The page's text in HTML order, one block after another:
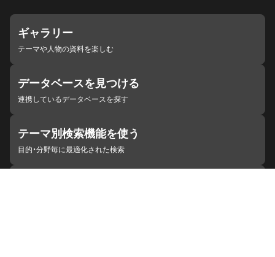
ギャラリー
テーマや人物の資料を楽しむ
データベースを見つける
連携しているデータベースを探す
テーマ別検索機能を使う
目的・分野毎に最適化された検索